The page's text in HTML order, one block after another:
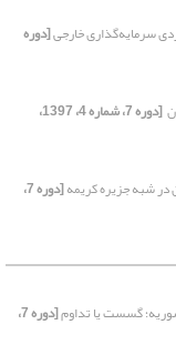
سرمایه‌گذاری خارجی[دوره
[دوره 7، شماره 4، 1397،
در شبه جزیره کریمه [دوره 7،
سوریه؛ ‏گسست یا تداوم [دوره 7،